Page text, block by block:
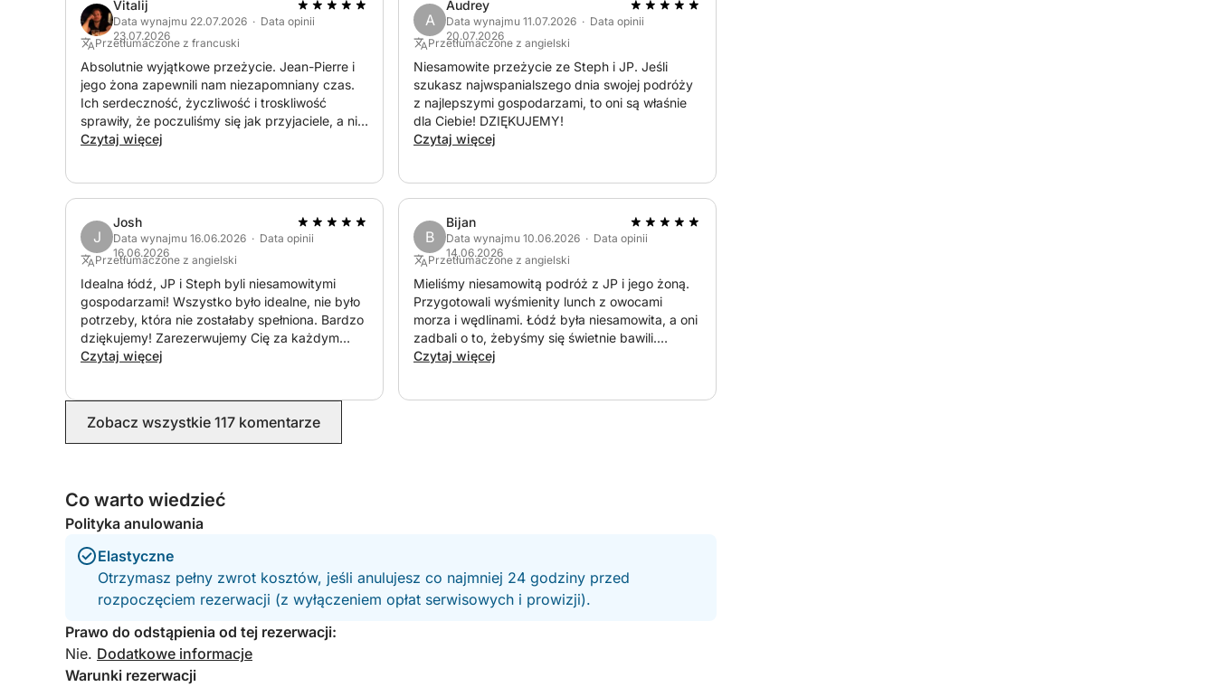
Vitalij
Data wynajmu 22.07.2026 · Data opinii
23.07.2026
Przetłumaczone z francuski
Absolutnie wyjątkowe przeżycie. Jean-Pierre i
jego żona zapewnili nam niezapomniany czas.
Ich serdeczność, życzliwość i troskliwość
sprawiły, że poczuliśmy się jak przyjaciele, a nie
klienci. Wszystko było perfekcyjnie
pielęgnować w pamięci na zawsze. Z
przyjemnością wrócimy i szczerze polecamy to
doświadczenie!
Czytaj więcej
A
Audrey
Data wynajmu 11.07.2026 · Data opinii
20.07.2026
Przetłumaczone z angielski
Niesamowite przeżycie ze Steph i JP. Jeśli
szukasz najwspanialszego dnia swojej podróży
z najlepszymi gospodarzami, to oni są właśnie
dla Ciebie! DZIĘKUJEMY!
Czytaj więcej
J
Josh
Data wynajmu 16.06.2026 · Data opinii
16.06.2026
Przetłumaczone z angielski
Idealna łódź, JP i Steph byli niesamowitymi
gospodarzami! Wszystko było idealne, nie było
potrzeby, która nie zostałaby spełniona. Bardzo
dziękujemy! Zarezerwujemy Cię za każdym
razem, gdy będziemy w Cannes.
Czytaj więcej
B
Bijan
Data wynajmu 10.06.2026 · Data opinii
14.06.2026
Przetłumaczone z angielski
Mieliśmy niesamowitą podróż z JP i jego żoną.
Przygotowali wyśmienity lunch z owocami
morza i wędlinami. Łódź była niesamowita, a oni
zadbali o to, żebyśmy się świetnie bawili.
Polecam tę ofertę każdemu, kto chce zabrać
Czytaj więcej
Zobacz wszystkie 117 komentarze
Co warto wiedzieć
Polityka anulowania
Elastyczne
Otrzymasz pełny zwrot kosztów, jeśli anulujesz co najmniej 24 godziny przed
rozpoczęciem rezerwacji (z wyłączeniem opłat serwisowych i prowizji).
Prawo do odstąpienia od tej rezerwacji:
Nie. Dodatkowe informacje
Warunki rezerwacji